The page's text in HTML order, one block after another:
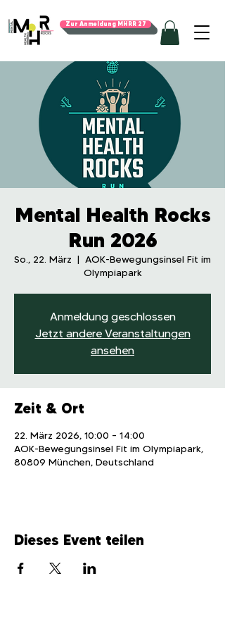
Zur Anmeldung MHRR 27
Mental Health Rocks
Run 2026
So., 22. März
  |
AOK-Bewegungsinsel Fit im
Olympiapark
Anmeldung geschlossen
Jetzt andere Veranstaltungen
ansehen
Zeit & Ort
22. März 2026, 10:00 – 14:00
AOK-Bewegungsinsel Fit im Olympiapark,
80809 München, Deutschland
Dieses Event teilen